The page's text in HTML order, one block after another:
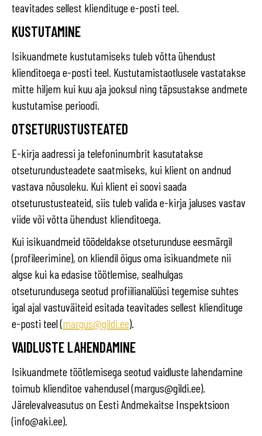
teavitades sellest kliendituge e-posti teel.
KUSTUTAMINE
Isikuandmete kustutamiseks tuleb võtta ühendust
klienditoega e-posti teel. Kustutamistaotlusele vastatakse
mitte hiljem kui kuu aja jooksul ning täpsustakse andmete
kustutamise perioodi.
OTSETURUSTUSTEATED
E-kirja aadressi ja telefoninumbrit kasutatakse
otseturundusteadete saatmiseks, kui klient on andnud
vastava nõusoleku. Kui klient ei soovi saada
otseturustusteateid, siis tuleb valida e-kirja jaluses vastav
viide või võtta ühendust klienditoega.
Kui isikuandmeid töödeldakse otseturunduse eesmärgil
(profileerimine), on kliendil õigus oma isikuandmete nii
algse kui ka edasise töötlemise, sealhulgas
otseturundusega seotud profiilianalüüsi tegemise suhtes
igal ajal vastuväiteid esitada teavitades sellest kliendituge
e-posti teel (margus@gildi.ee).
VAIDLUSTE LAHENDAMINE
Isikuandmete töötlemisega seotud vaidluste lahendamine
toimub klienditoe vahendusel (margus@gildi.ee).
Järelevalveasutus on Eesti Andmekaitse Inspektsioon
(info@aki.ee).